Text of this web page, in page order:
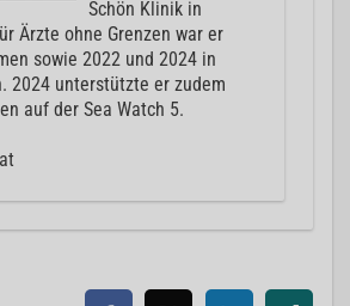
Schön Klinik in
Ärzte ohne Grenzen war er
sowie 2022 und 2024 in
2024 unterstützte er zudem
auf der Sea Watch 5.